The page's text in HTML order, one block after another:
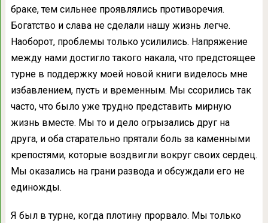
браке, тем сильнее проявлялись противоречия.
Богатство и слава не сделали нашу жизнь легче.
Наоборот, проблемы только усилились. Напряжение
между нами достигло такого накала, что предстоящее
турне в поддержку моей новой книги виделось мне
избавлением, пусть и временным. Мы ссорились так
часто, что было уже трудно представить мирную
жизнь вместе. Мы то и дело огрызались друг на
друга, и оба старательно прятали боль за каменными
крепостями, которые воздвигли вокруг своих сердец.
Мы оказались на грани развода и обсуждали его не
единожды.
Я был в турне, когда плотину прорвало. Мы только